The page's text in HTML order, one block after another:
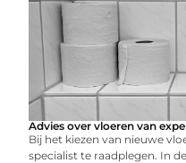
Advies over vloeren van
Bij het kiezen van nieuwe
specialist te raadplegen. In